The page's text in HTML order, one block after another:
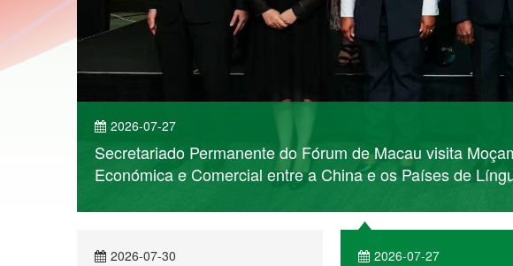
2026-07-27
Secretariado Permanente do Fórum de Macau visita
Económica e Comercial entre a China e os Países de
2026-07-30 2026-07-27